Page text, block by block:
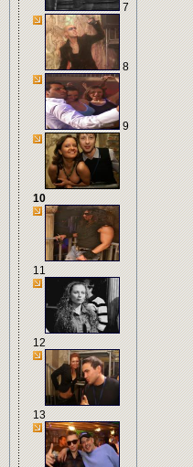
7
8
9
10
11
12
13